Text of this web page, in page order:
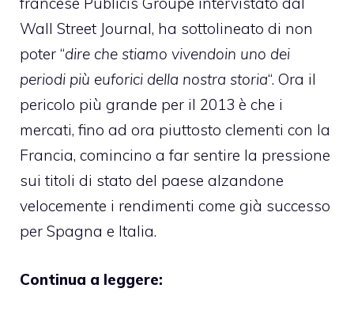
Wall Street Journal, ha sottolineato di non
poter “dire che stiamo vivendoin uno dei
periodi più euforici della nostra storia“. Ora il
pericolo più grande per il 2013 è che i
mercati, fino ad ora piuttosto clementi con la
Francia, comincino a far sentire la pressione
sui titoli di stato del paese alzandone
velocemente i rendimenti come già successo
per Spagna e Italia.
Continua a leggere: